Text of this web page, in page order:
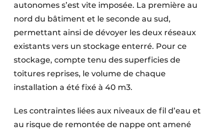
autonomes s’est vite imposée. La première au
nord du bâtiment et le seconde au sud,
permettant ainsi de dévoyer les deux réseaux
existants vers un stockage enterré. Pour ce
stockage, compte tenu des superficies de
toitures reprises, le volume de chaque
installation a été fixé à 40 m3.
Les contraintes liées aux niveaux de fil d’eau et
au risque de remontée de nappe ont amené